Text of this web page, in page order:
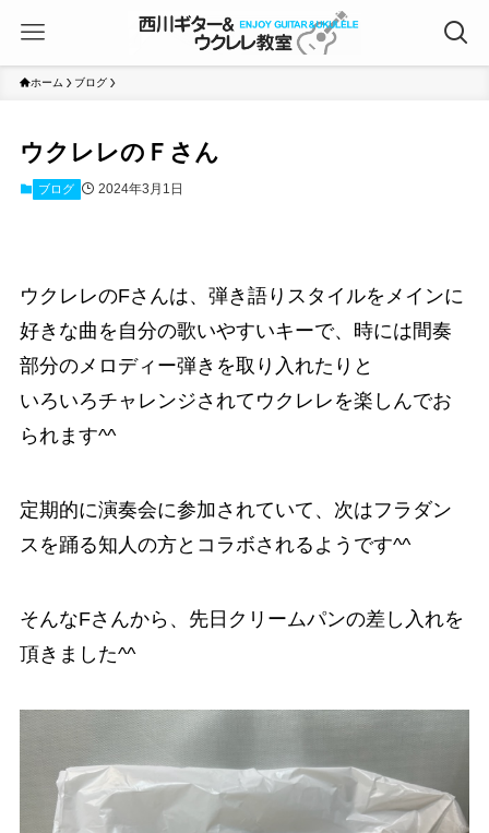
ホーム ブログ
ウクレレのＦさん
ブログ 2024年3月1日
ウクレレのFさんは、弾き語りスタイルをメインに
好きな曲を自分の歌いやすいキーで、時には間奏
部分のメロディー弾きを取り入れたりと
いろいろチャレンジされてウクレレを楽しんでお
られます^^
定期的に演奏会に参加されていて、次はフラダン
スを踊る知人の方とコラボされるようです^^
そんなFさんから、先日クリームパンの差し入れを
頂きました^^